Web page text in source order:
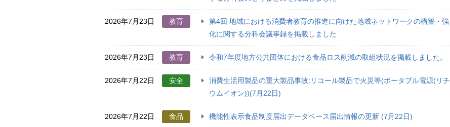
2026年7月23日 教育
第4回 地域における消費者教育の推進に向けた地域ネットワークの構築・強
化に関する分科会議事録を掲載しました
2026年7月23日 教育 令和7年度地方公共団体における食品ロス削減の取組状況を掲載しました。
2026年7月22日 安全
消費生活用製品の重大製品事故:リコール製品で火災等(ポータブル電源(リチ
ウムイオン))(7月22日)
2026年7月22日 食品 機能性表示食品制度届出データベース届出情報の更新 (7月22日)